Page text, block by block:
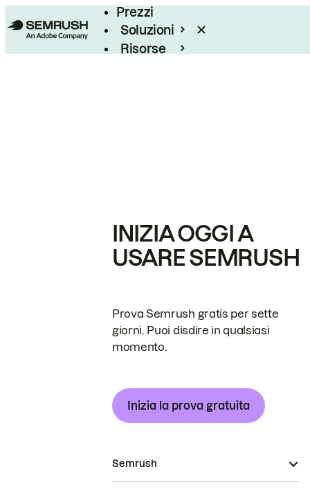
Prezzi
Soluzioni
Risorse
INIZIA OGGI A
USARE SEMRUSH
Prova Semrush gratis per sette
giorni. Puoi disdire in qualsiasi
momento.
Inizia la prova gratuita
Semrush